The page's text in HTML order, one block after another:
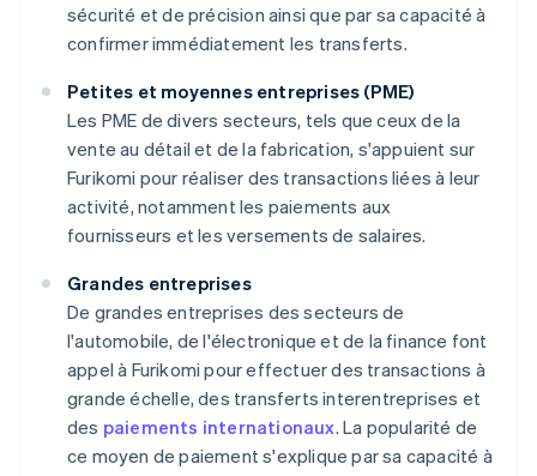
sécurité et de précision ainsi que par sa capacité à
confirmer immédiatement les transferts.
Petites et moyennes entreprises (PME)
Les PME de divers secteurs, tels que ceux de la
vente au détail et de la fabrication, s'appuient sur
Furikomi pour réaliser des transactions liées à leur
activité, notamment les paiements aux
fournisseurs et les versements de salaires.
Grandes entreprises
De grandes entreprises des secteurs de
l'automobile, de l'électronique et de la finance font
appel à Furikomi pour effectuer des transactions à
grande échelle, des transferts interentreprises et
des paiements internationaux. La popularité de
ce moyen de paiement s'explique par sa capacité à